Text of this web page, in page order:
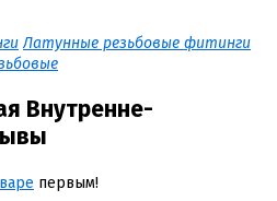
Латунные резьбовые фитинги
Внутренне-
первым!